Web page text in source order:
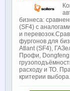
бизнеса:
(SF4) с
и
фургонов для
Atlant (SF4),
Профи, Dongfeng
расходу и ТО.
критерии